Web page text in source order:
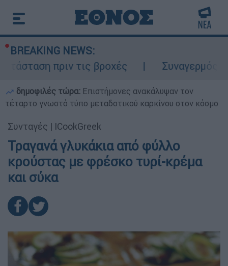
BREAKING NEWS:
πριν τις βροχές
Συναγερμός
δημοφιλές τώρα: Επιστήμονες ανακάλυψαν τον
τέταρτο γνωστό τύπο μεταδοτικού καρκίνου στον κόσμο
Συνταγές | ICookGreek
Τραγανά γλυκάκια από φύλλο
κρούστας με φρέσκο τυρί-κρέμα
και σύκα